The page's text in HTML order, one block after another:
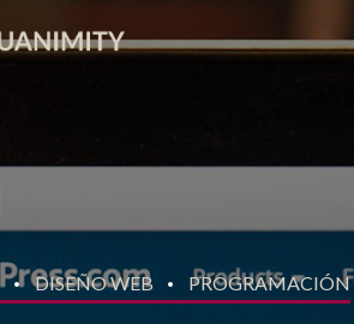
DISEÑO WEB PROGRAMACIÓN